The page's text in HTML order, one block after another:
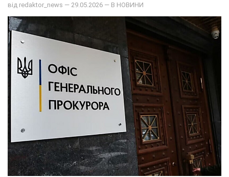
від redaktor_news — 29.05.2026 — В НОВИНИ